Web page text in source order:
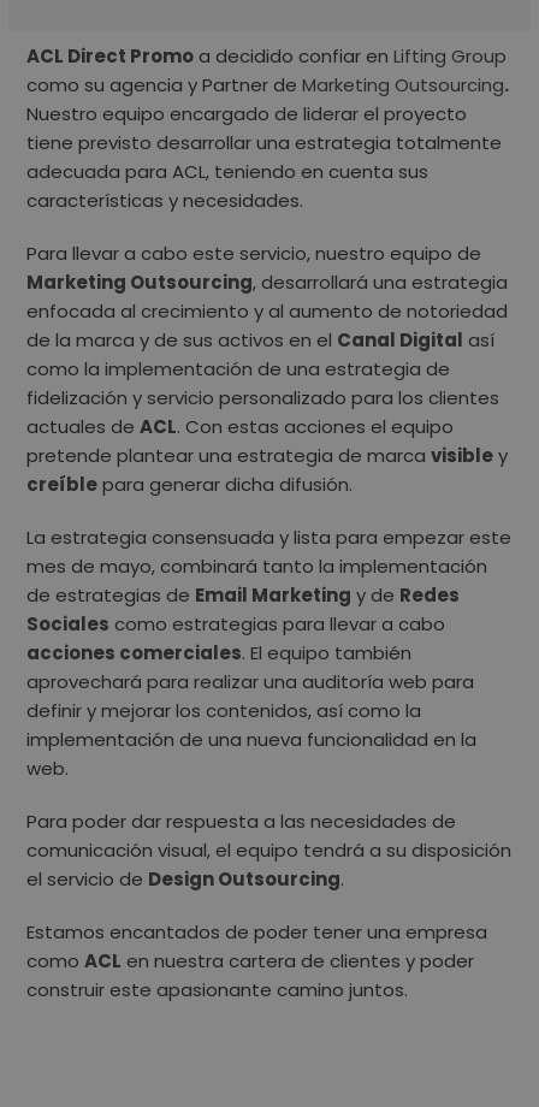
ACL Direct Promoa decidido confiar enLifting Group
como su agencia y Partner deMarketing Outsourcing.
Nuestro equipo encargado de liderar el proyecto
tiene previsto desarrollar una estrategia totalmente
adecuada paraACL, teniendo en cuenta sus
características y necesidades.
Para llevar a cabo este servicio, nuestro equipo de
Marketing Outsourcing, desarrollará una estrategia
enfocada al crecimiento y al aumento de notoriedad
de la marca y de sus activos en el Canal Digital así
como la implementación de una estrategia de
fidelización y servicio personalizado para los clientes
actuales deACL. Con estas acciones el equipo
pretende plantear una estrategia de marcavisible y
creíble para generar dicha difusión.
La estrategia consensuada y lista para empezar este
mes de mayo, combinará tanto la implementación
de estrategias de Email Marketing y de Redes
Sociales como estrategias para llevar a cabo
acciones comerciales. El equipo también
aprovechará para realizar unaauditoría web para
definir y mejorar los contenidos, así como la
implementación de una nueva funcionalidad en la
web.
Para poder dar respuesta a las necesidades de
comunicación visual, el equipo tendrá a su disposición
el servicio de Design Outsourcing.
Estamos encantados de poder tener una empresa
comoACL en nuestra cartera de clientes y poder
construir este apasionante camino juntos.